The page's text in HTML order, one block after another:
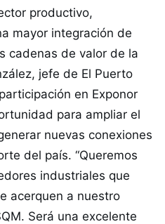
productivo,
mayor integración de
cadenas de valor de la
jefe de El Puerto
en Exponor
para ampliar el
nuevas conexiones
del país. “Queremos
industriales que
acerquen a nuestro
Será una excelente